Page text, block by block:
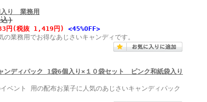
入り 業務用
)
円 (税抜 1,419円) <45%OFF>
業務用でお得なあじさいキャンディです。
ンディパック 1袋6個入り×１０袋セット ピンク和紙袋入り
ベント 用の配布お菓子に人気のあじさいキャンディパック